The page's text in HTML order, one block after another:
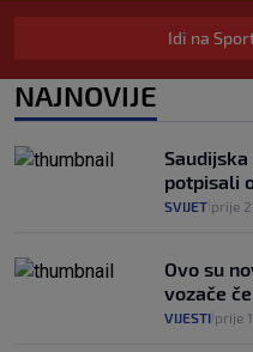
"Kći je
junaci
a ne oni
VIJESTI
Idi na
NAJNOVIJE
potpisali
SVIJET prije
Ovo su
vozače
VIJESTI prije